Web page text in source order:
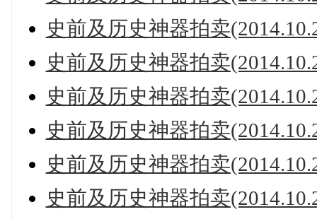
史前及历史神器拍卖
史前及历史神器拍卖
史前及历史神器拍卖
史前及历史神器拍卖
史前及历史神器拍卖
史前及历史神器拍卖